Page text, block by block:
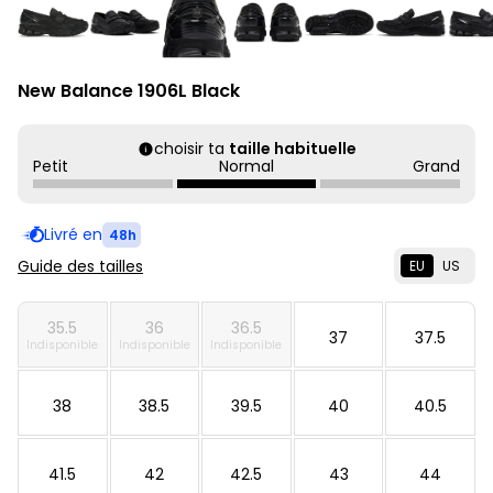
New Balance 1906L Black
choisir ta taille habituelle
Petit
Normal Grand
Livré en 48h
Guide des tailles EU US
35.5
Indisponible
36
Indisponible
36.5
Indisponible 37 37.5
38 38.5 39.5 40 40.5
41.5 42 42.5 43 44